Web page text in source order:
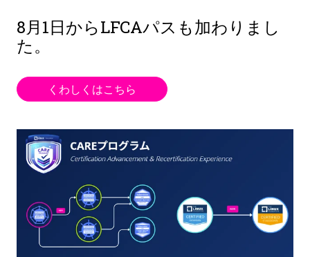
8月1日からLFCAパスも加わりまし
た。
くわしくはこちら